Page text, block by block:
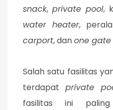
snack, private pool,
water heater,
carport, danone gate
Salah satu fasilitas
terdapat private
fasilitas ini